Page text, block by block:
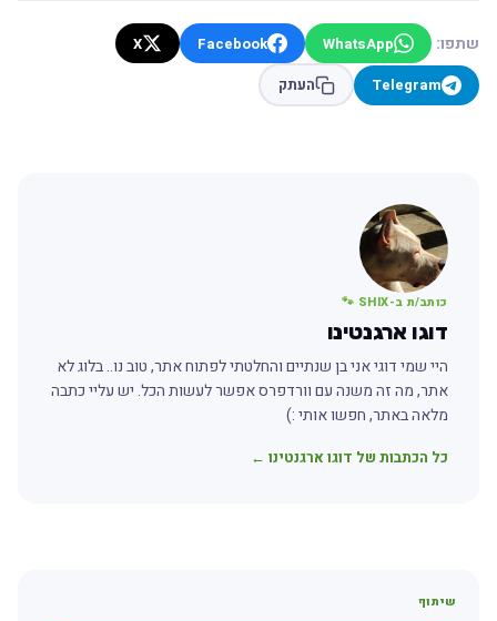
שתפו: WhatsApp
Facebook
X
Telegram
העתק
כותב/ת ב-SHIX 🐾
דוגו ארגנטינו
היי שמי דוגי אני בן שנתיים והחלטתי לפתוח אתר, טוב נו.. בלוג לא
אתר, מה זה משנה עם וורדפרס אפשר לעשות הכל. יש עליי כתבה
מלאה באתר, חפשו אותי :)
כל הכתבות של דוגו ארגנטינו ←
שיתוף